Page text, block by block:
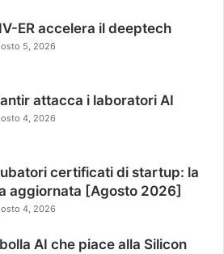
ER accelera il deeptech
5, 2026
attacca i laboratori AI
4, 2026
certificati di startup: la
aggiornata [Agosto 2026]
4, 2026
AI che piace alla Silicon